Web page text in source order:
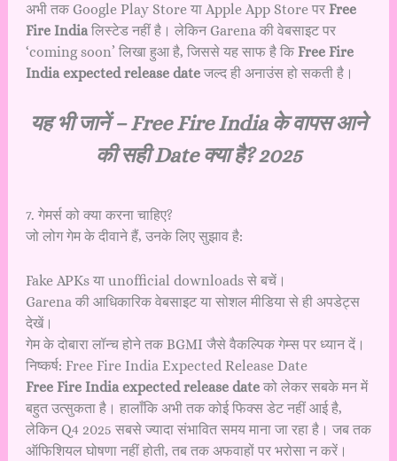
अभी तक Google Play Store या Apple App Store पर Free
Fire Indiaलिस्टेड नहीं है। लेकिन Garena की वेबसाइट पर
‘coming soon’ लिखा हुआ है, जिससे यह साफ है कि Free Fire
India expected release dateजल्द ही अनाउंस हो सकती है।
यह भी जानें –Free Fire India के वापस आने
की सही Date क्या है? 2025
7. गेमर्स को क्या करना चाहिए?
जो लोग गेम के दीवाने हैं, उनके लिए सुझाव है:
Fake APKs या unofficial downloads से बचें।
Garena की आधिकारिक वेबसाइट या सोशल मीडिया से ही अपडेट्स
देखें।
गेम के दोबारा लॉन्च होने तक BGMI जैसे वैकल्पिक गेम्स पर ध्यान दें।
निष्कर्ष: Free Fire India Expected Release Date
Free Fire India expected release dateको लेकर सबके मन में
बहुत उत्सुकता है। हालाँकि अभी तक कोई फिक्स डेट नहीं आई है,
लेकिन Q4 2025 सबसे ज्यादा संभावित समय माना जा रहा है। जब तक
ऑफिशियल घोषणा नहीं होती, तब तक अफवाहों पर भरोसा न करें।